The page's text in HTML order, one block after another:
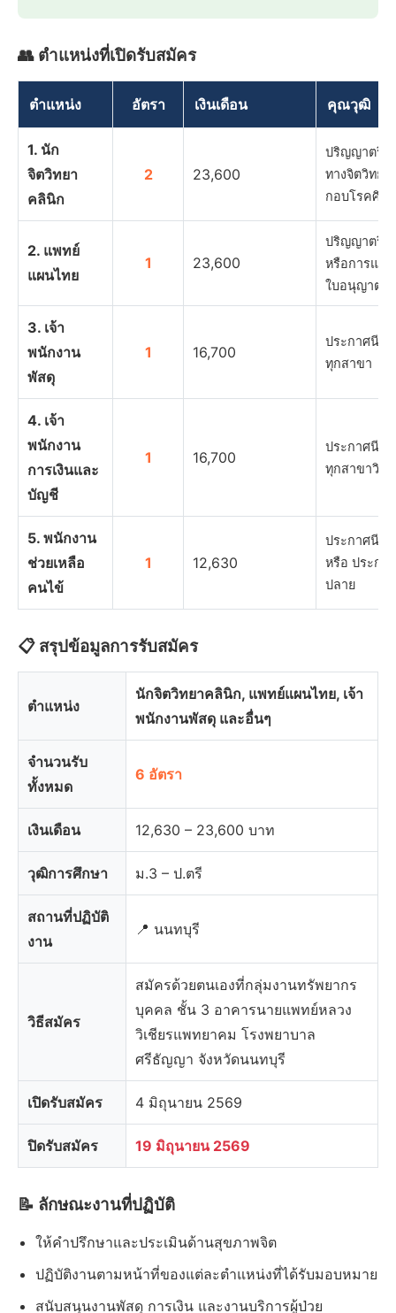
👥 ตำแหน่งที่เปิดรับสมัคร
ตำแหน่ง อัตรา เงินเดือน คุณวุฒิ
1. นัก
จิตวิทยา
คลินิก
2 23,600
ปริญญาตรี
ทางจิตวิทย
กอบโรคศิล
2. แพทย์
แผนไทย
1 23,600
ปริญญาตรี ส
หรือการแพ
ใบอนุญาตเ
3. เจ้า
พนักงาน
พัสดุ
1 16,700
ประกาศนีย
ทุกสาขา
4. เจ้า
พนักงาน
การเงินและ
บัญชี
1 16,700
ประกาศนีย
ทุกสาขาวิชา
5. พนักงาน
ช่วยเหลือ
คนไข้
1 12,630
ประกาศนีย
หรือ ประกา
ปลาย
📋 สรุปข้อมูลการรับสมัคร
ตำแหน่ง
นักจิตวิทยาคลินิก, แพทย์แผนไทย, เจ้า
พนักงานพัสดุ และอื่นๆ
จำนวนรับ
ทั้งหมด
6 อัตรา
เงินเดือน 12,630 – 23,600 บาท
วุฒิการศึกษา ม.3 – ป.ตรี
สถานที่ปฏิบัติ
งาน
📍 นนทบุรี
วิธีสมัคร
สมัครด้วยตนเองที่กลุ่มงานทรัพยากร
บุคคล ชั้น 3 อาคารนายแพทย์หลวง
วิเชียรแพทยาคม โรงพยาบาล
ศรีธัญญา จังหวัดนนทบุรี
เปิดรับสมัคร 4 มิถุนายน 2569
ปิดรับสมัคร 19 มิถุนายน 2569
📝 ลักษณะงานที่ปฏิบัติ
ให้คำปรึกษาและประเมินด้านสุขภาพจิต
ปฏิบัติงานตามหน้าที่ของแต่ละตำแหน่งที่ได้รับมอบหมาย
สนับสนุนงานพัสดุ การเงิน และงานบริการผู้ป่วย